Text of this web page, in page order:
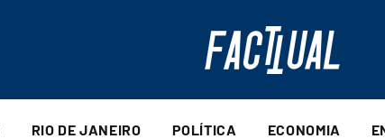
RIO DE JANEIRO POLÍTICA ECONOMIA